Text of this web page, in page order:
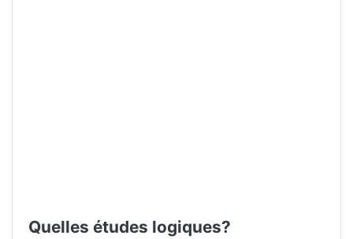
Quelles études logiques?